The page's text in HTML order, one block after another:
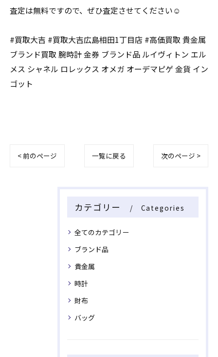
査定は無料ですので、ぜひ査定させてください☺️
#買取大吉 #買取大吉広島相田1丁目店 #高価買取 貴金属
ブランド買取 腕時計 金券 ブランド品 ルイヴィトン エル
メス シャネル ロレックス オメガ オーデマピゲ 金貨 イン
ゴット
< 前のページ 一覧に戻る 次のページ >
カテゴリー Categories
全てのカテゴリー
ブランド品
貴金属
時計
財布
バッグ